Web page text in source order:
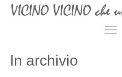
In archivio